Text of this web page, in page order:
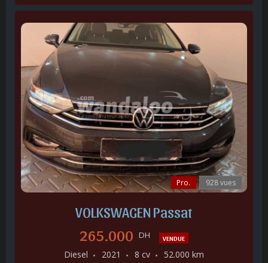
Pro. 928 vues
VOLKSWAGEN Passat
265.000 DH VENDUE
Diesel 2021 8 cv 52.000 km